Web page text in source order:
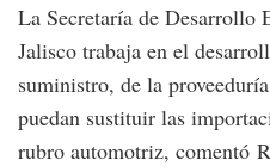
La Secretaría de Desarrollo
Jalisco trabaja en el
suministro, de la
puedan sustituir las
rubro automotriz, comentó